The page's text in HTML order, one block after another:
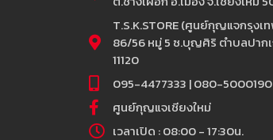
T.S.K.STORE (ศูนย์กุญแจกรุงเ
86/56 หมู่ 5 ซ.บุญศิริ ตำบลปาก
11120
095-4477333 | 080-5000190
ศูนย์กุญแจเชียงใหม่
เวลาเปิด : 08:00 - 17:30น.